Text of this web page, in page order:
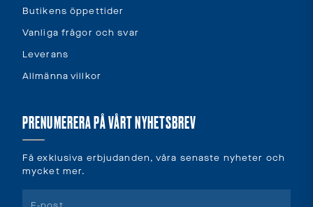
Butikens öppettider
Vanliga frågor och svar
Leverans
Allmänna villkor
PRENUMERERA PÅ VÅRT NYHETSBREV
Få exklusiva erbjudanden, våra senaste nyheter och
mycket mer.